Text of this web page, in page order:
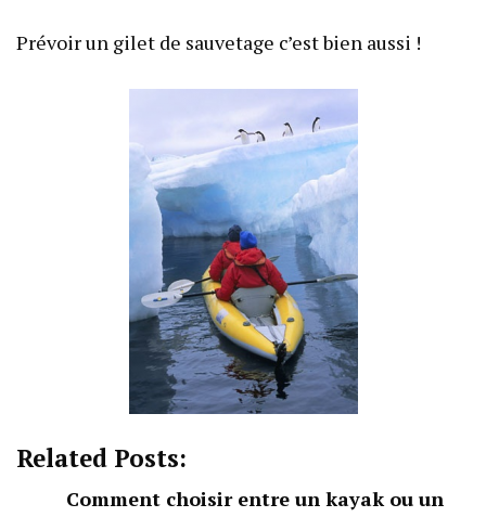
Prévoir un gilet de sauvetage c’est bien aussi !
Related Posts:
Comment choisir entre un kayak ou un